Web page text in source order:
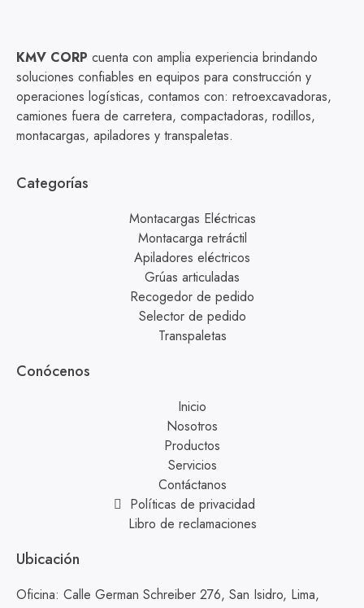
KMV CORP cuenta con amplia experiencia brindando
soluciones confiables en equipos para construcción y
operaciones logísticas, contamos con: retroexcavadoras,
camiones fuera de carretera, compactadoras, rodillos,
montacargas, apiladores y transpaletas.
Categorías
Montacargas Eléctricas
Montacarga retráctil
Apiladores eléctricos
Grúas articuladas
Recogedor de pedido
Selector de pedido
Transpaletas
Conócenos
Inicio
Nosotros
Productos
Servicios
Contáctanos
Políticas de privacidad
Libro de reclamaciones
Ubicación
Oficina: Calle German Schreiber 276, San Isidro, Lima,